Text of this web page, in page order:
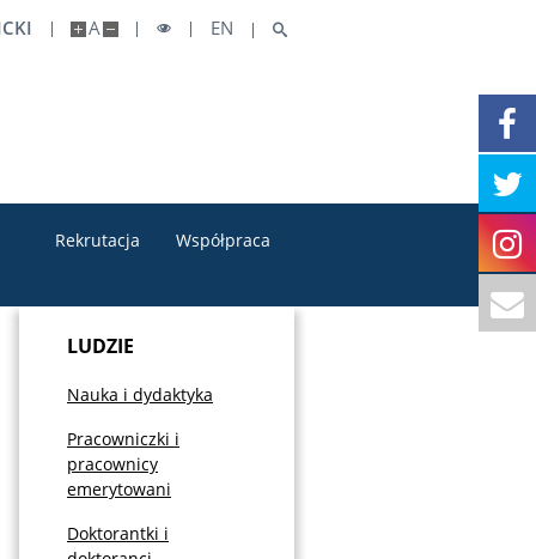
A EN
Rekrutacja Współpraca
LUDZIE
Nauka i dydaktyka
Pracowniczki i
pracownicy
emerytowani
Doktorantki i